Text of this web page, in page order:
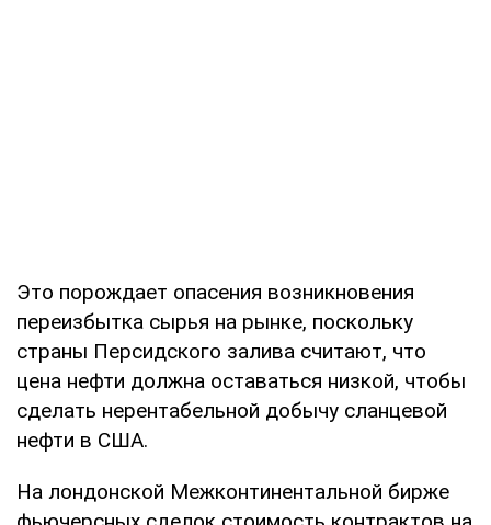
Это порождает опасения возникновения
переизбытка сырья на рынке, поскольку
страны Персидского залива считают, что
цена нефти должна оставаться низкой, чтобы
сделать нерентабельной добычу сланцевой
нефти в США.
На лондонской Межконтинентальной бирже